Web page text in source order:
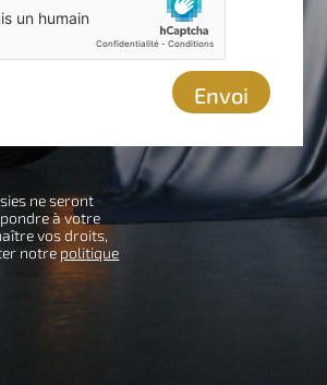
Envoi
ne seront
à votre
vos droits,
notrepolitique